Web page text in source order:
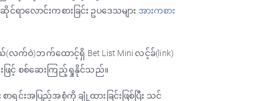
လောင်းကစားခြင်း ဥပဒေသများ အားကစား
က်ဝဲ)ဘက်ထောင့်ရှိ Bet List Mini လင့်ခ်(link)
းဖြင့် စစ်ဆေးကြည့်ရှုနိုင်သည်။
ရင်းအပြည့်အစုံကို ချုံ့ထားခြင်းဖြစ်ပြီး သင်